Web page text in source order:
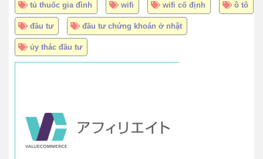
tủ thuốc gia đình wifi wifi cố định ô tô
đầu tư đầu tư chứng khoán ở nhật
ủy thác đầu tư